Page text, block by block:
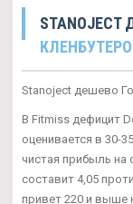
Stanoject дешево
В Fitmiss дефицит
оценивается в 30-
чистая прибыль на
составит 4,05
привет 220 и выше